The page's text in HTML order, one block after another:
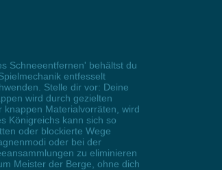
Schneeentfernen' behältst du
entfesselt
Stelle dir vor: Deine
wird durch gezielten
Materialvorräten, wird
Königreichs kann sich so
oder blockierte Wege
oder bei der
zu eliminieren
Meister der Berge, ohne dich